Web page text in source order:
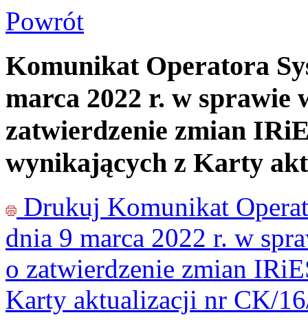
Powrót
Komunikat Operatora
marca 2022 r. w sprawie
zatwierdzenie zmian
wynikających z Karty
Drukuj Komunikat
dnia 9 marca 2022 r. w
o zatwierdzenie zmian
Karty aktualizacji nr CK/